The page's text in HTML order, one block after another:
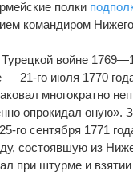
полки
командиром
войне
— 21-го июля 1770
многократно
опрокидал оную».
го сентября 1771
состоявшую из
при штурме и взятии